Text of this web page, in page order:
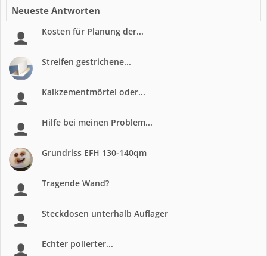
Neueste Antworten
Kosten für Planung der...
Streifen gestrichene...
Kalkzementmörtel oder...
Hilfe bei meinen Problem...
Grundriss EFH 130-140qm
Tragende Wand?
Steckdosen unterhalb Auflager
Echter polierter...